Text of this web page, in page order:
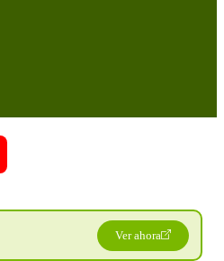
Ver ahora